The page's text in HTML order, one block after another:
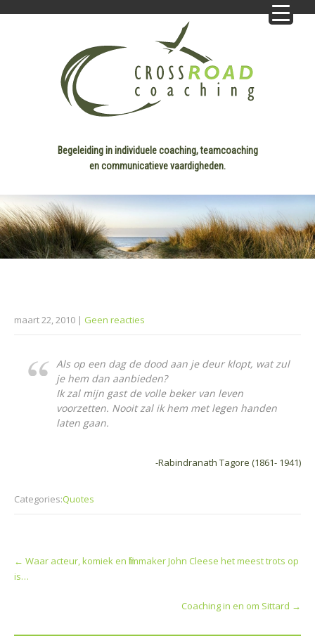
Begeleiding in individuele coaching, teamcoaching
en communicatieve vaardigheden.
maart 22, 2010 | Geen reacties
Als op een dag de dood aan je deur klopt, wat zul
je hem dan aanbieden?
Ik zal mijn gast de volle beker van leven
voorzetten. Nooit zal ik hem met legen handen
laten gaan.
-Rabindranath Tagore (1861- 1941)
Categories:Quotes
navigation
← Waar acteur, komiek en filmmaker John Cleese het meest trots op
is…
Coaching in en om Sittard →